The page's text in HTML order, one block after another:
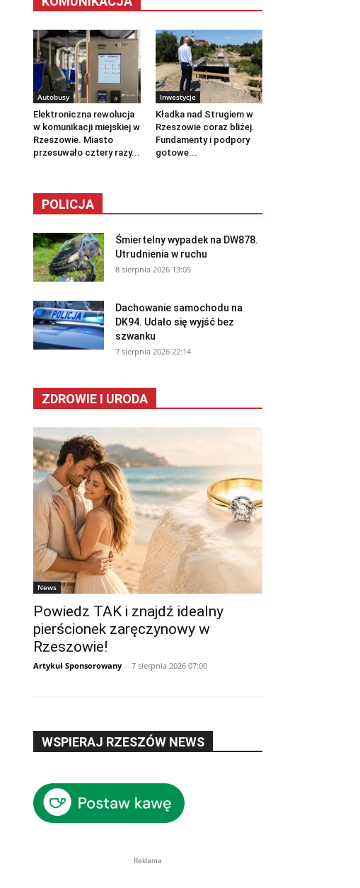
Autobusy
Elektroniczna rewolucja
w komunikacji miejskiej w
Rzeszowie. Miasto
przesuwało cztery razy...
Inwestycje
Kładka nad Strugiem w
Rzeszowie coraz bliżej.
Fundamenty i podpory
gotowe...
POLICJA
Śmiertelny wypadek na DW878.
Utrudnienia w ruchu
8 sierpnia 2026 13:05
Dachowanie samochodu na
DK94. Udało się wyjść bez
szwanku
7 sierpnia 2026 22:14
ZDROWIE I URODA
News
Powiedz TAK i znajdź idealny
pierścionek zaręczynowy w
Rzeszowie!
Artykuł Sponsorowany - 7 sierpnia 2026 07:00
WSPIERAJ RZESZÓW NEWS
Reklama